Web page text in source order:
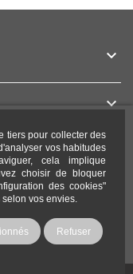
tiers pour collecter des
vos habitudes
cela implique
choisir de bloquer
des cookies"
vos envies.
Refuser